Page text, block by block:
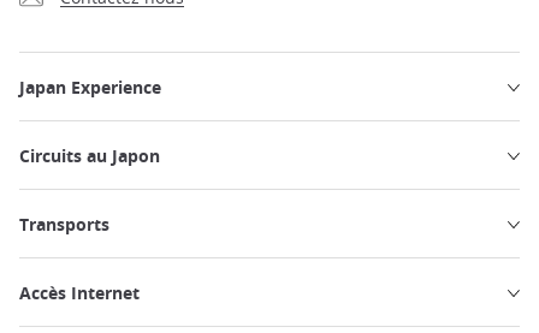
Japan Experience
Circuits au Japon
Transports
Accès Internet